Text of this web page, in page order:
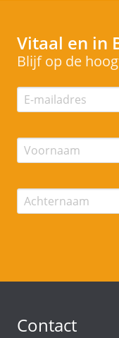
Vitaal en in
Blijf op de
Contact